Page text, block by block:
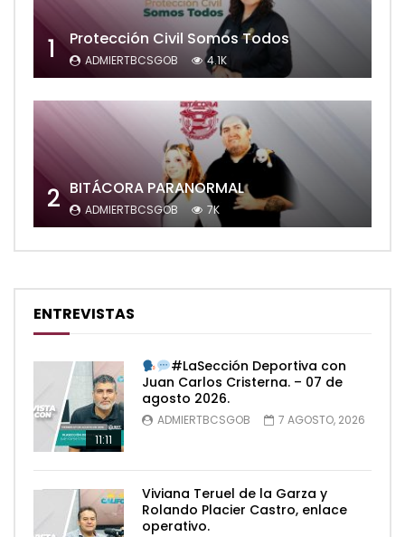
1 Protección Civil Somos Todos
ADMIERTBCSGOB 4.1K
2 BITÁCORA PARANORMAL
ADMIERTBCSGOB 7K
ENTREVISTAS
11:11
#LaSección Deportiva con
Juan Carlos Cristerna. – 07 de
agosto 2026.
ADMIERTBCSGOB 7 AGOSTO, 2026
Viviana Teruel de la Garza y
Rolando Placier Castro, enlace
operativo.